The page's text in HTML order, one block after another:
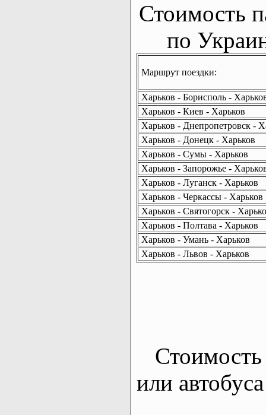
Стоимость
по
Маршрут поездки:
Харьков - Борисполь -
Харьков - Киев - Харьков
Харьков - Днепропетровск -
Харьков - Донецк - Харьков
Харьков - Сумы - Харьков
Харьков - Запорожье -
Харьков - Луганск - Харьков
Харьков - Черкассы - Харьков
Харьков - Святогорск -
Харьков - Полтава - Харьков
Харьков - Умань - Харьков
Харьков - Львов - Харьков
Стоимость
или